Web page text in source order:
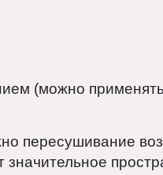
в вашем жилье.
по зданию